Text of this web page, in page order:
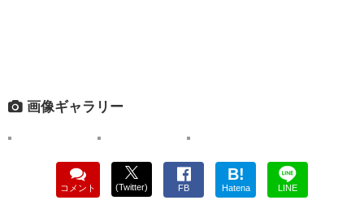
画像ギャラリー
コメント (Twitter) FB
B!
Hatena LINE